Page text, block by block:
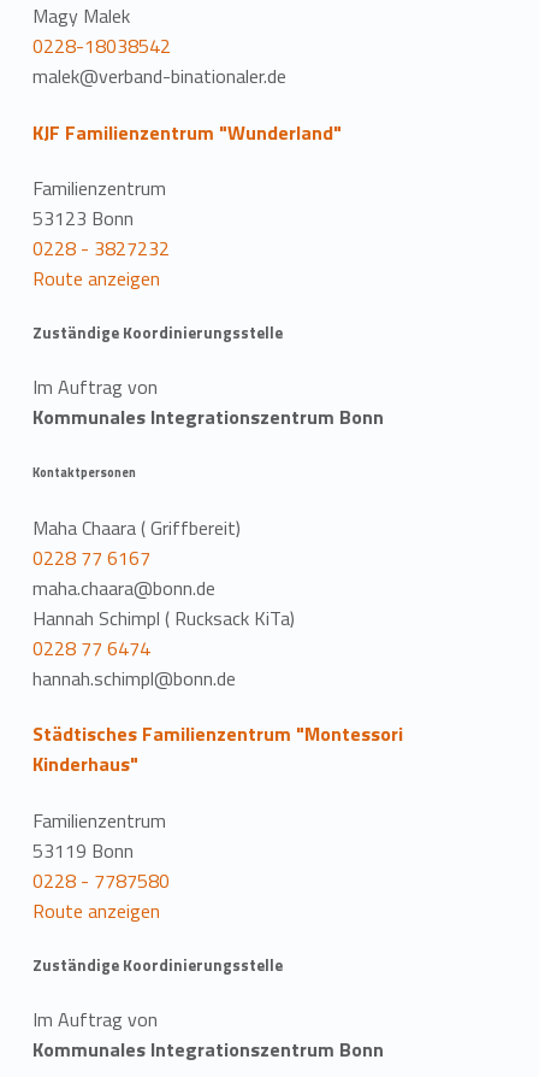
Magy Malek
0228-18038542
malek@verband-binationaler.de
KJF Familienzentrum "Wunderland"
Familienzentrum
53123 Bonn
0228 - 3827232
Route anzeigen
Zuständige Koordinierungsstelle
Im Auftrag von
Kommunales Integrationszentrum Bonn
Kontaktpersonen
Maha Chaara ( Griffbereit)
0228 77 6167
maha.chaara@bonn.de
Hannah Schimpl ( Rucksack KiTa)
0228 77 6474
hannah.schimpl@bonn.de
Städtisches Familienzentrum "Montessori
Kinderhaus"
Familienzentrum
53119 Bonn
0228 - 7787580
Route anzeigen
Zuständige Koordinierungsstelle
Im Auftrag von
Kommunales Integrationszentrum Bonn